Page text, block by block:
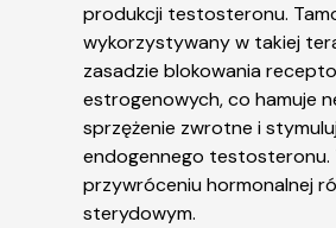
produkcji testosteronu.
wykorzystywany w takiej
zasadzie blokowania
estrogenowych, co hamuje
sprzężenie zwrotne i
endogennego testosteronu.
przywróceniu hormonalnej
sterydowym.